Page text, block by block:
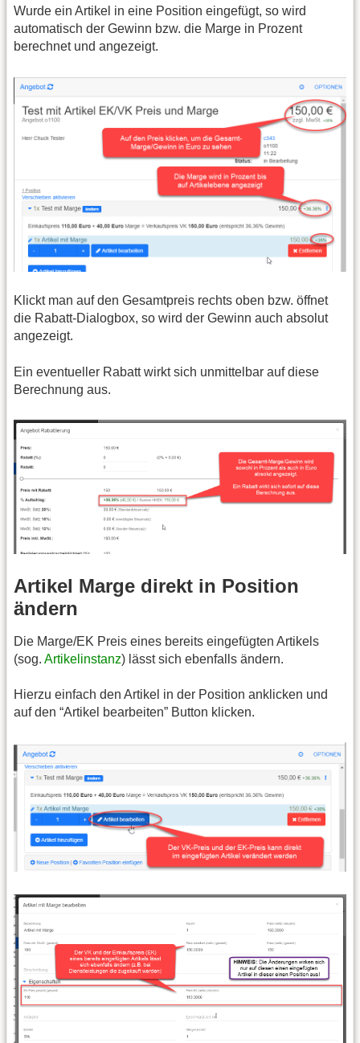
Wurde ein Artikel in eine Position eingefügt, so wird
automatisch der Gewinn bzw. die Marge in Prozent
berechnet und angezeigt.
Klickt man auf den Gesamtpreis rechts oben bzw. öffnet
die Rabatt-Dialogbox, so wird der Gewinn auch absolut
angezeigt.
Ein eventueller Rabatt wirkt sich unmittelbar auf diese
Berechnung aus.
Artikel Marge direkt in Position
ändern
Die Marge/EK Preis eines bereits eingefügten Artikels
(sog. Artikelinstanz) lässt sich ebenfalls ändern.
Hierzu einfach den Artikel in der Position anklicken und
auf den “Artikel bearbeiten” Button klicken.